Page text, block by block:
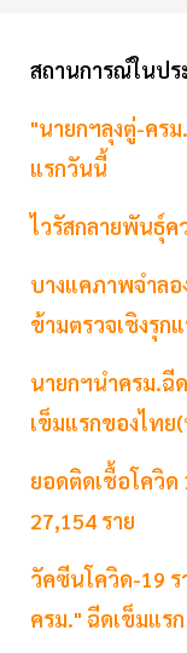
สถานการณ์ในปร
"นายกฯลุงตู่-คร
แรกวันนี้
ไวรัสกลายพันธุ์ค
บางแคภาพจำล
ข้ามตรวจเชิงรุก
นายกฯนำครม.ฉี
เข็มแรกของไท
ยอดติดเชื้อโควิด
27,154 ราย
วัคซีนโควิด-19
ครม." ฉีดเข็มแรก